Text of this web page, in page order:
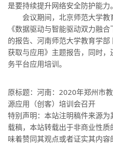
是要持续提升网络安全防护能力。
会议期间，北京师范大学教
《数据驱动与智能驱动双力融
的报告、河南师范大学教育学
获取与应用》主题报告，同时
务平台应用培训。
原标题：河南：2020年郑州市
源应用（创客）培训会召开
特别声明：本站注明稿件来源
载稿，本站转载出于非商业性
味着赞同其观点或者证实其内